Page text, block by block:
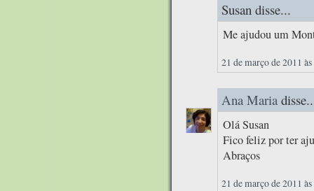
Susan disse...
Me ajudou um
21 de março de 2011
Ana Maria
Olá Susan
Fico feliz por ter
Abraços
21 de março de 2011